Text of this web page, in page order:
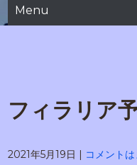
Menu
フィラリア
2021年5月19日 | コメント